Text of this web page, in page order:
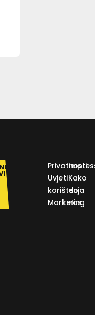
Privatnosti
Uvjeti
korištenja
Marketing
Kako
do
nas